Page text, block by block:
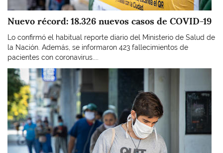
Nuevo récord: 18.326 nuevos casos de COVID-19
Lo confirmó el habitual reporte diario del Ministerio de Salud de
la Nación. Además, se informaron 423 fallecimientos de
pacientes con coronavirus....
Imagen